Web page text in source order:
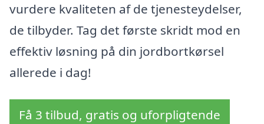
vurdere kvaliteten af de tjenesteydelser,
de tilbyder. Tag det første skridt mod en
effektiv løsning på din jordbortkørsel
allerede i dag!
Få 3 tilbud, gratis og uforpligtende